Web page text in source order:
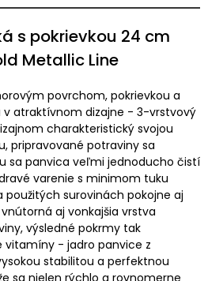
s pokrievkou 24 cm
Metallic Line
povrchom, pokrievkou a
atraktívnom dizajne - 3-vrstvový
charakteristický svojou
pripravované potraviny sa
sa panvica veľmi jednoducho čistí
varenie s minimom tuku
použitých surovinách pokojne aj
aj vonkajšia vrstva
výsledné pokrmy tak
vitamíny - jadro panvice z
stabilitou a perfektnou
sa nielen rýchlo a rovnomerne